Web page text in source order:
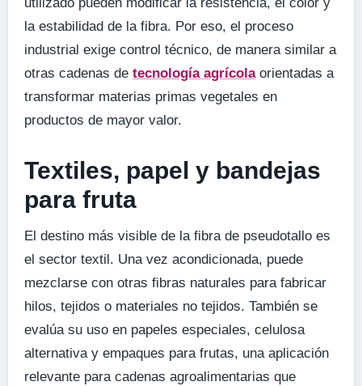
utilizado pueden modificar la resistencia, el color y
la estabilidad de la fibra. Por eso, el proceso
industrial exige control técnico, de manera similar a
otras cadenas de tecnología agrícolaorientadas a
transformar materias primas vegetales en
productos de mayor valor.
Textiles, papel y bandejas
para fruta
El destino más visible de la fibra de pseudotallo es
el sector textil. Una vez acondicionada, puede
mezclarse con otras fibras naturales para fabricar
hilos, tejidos o materiales no tejidos. También se
evalúa su uso en papeles especiales, celulosa
alternativa y empaques para frutas, una aplicación
relevante para cadenas agroalimentarias que